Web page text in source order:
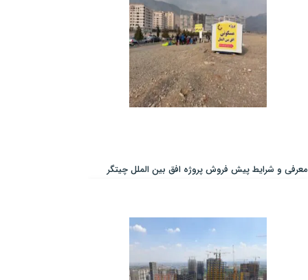
معرفی و شرایط پیش فروش پروژه افق بین الملل چیتگر